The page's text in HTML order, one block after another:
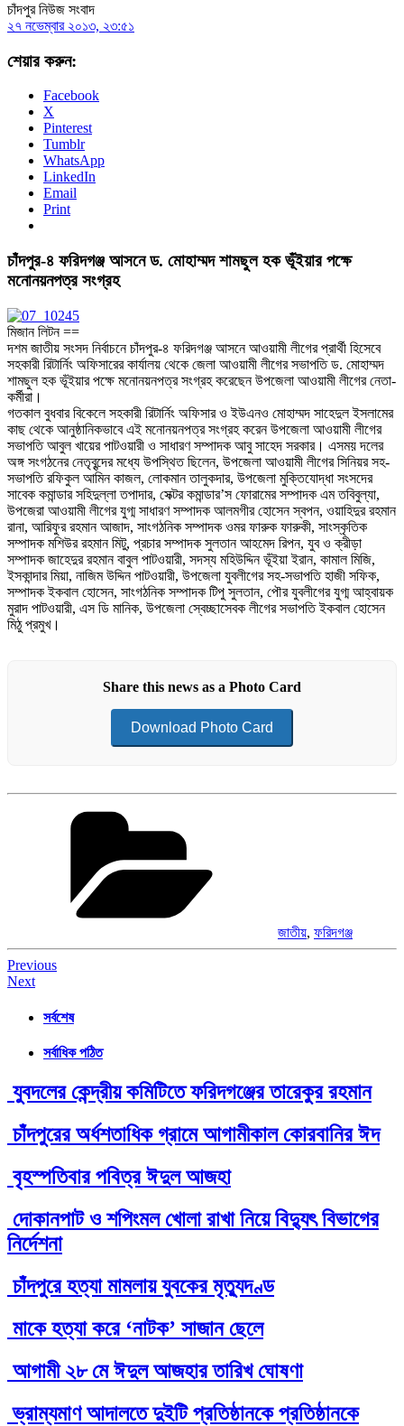
চাঁদপুর নিউজ সংবাদ
২৭ নভেম্বার ২০১৩, ২৩:৫১
শেয়ার করুন:
Facebook
X
Pinterest
Tumblr
WhatsApp
LinkedIn
Email
Print
চাঁদপুর-৪ ফরিদগঞ্জ আসনে ড. মোহাম্মদ শামছুল হক ভূঁইয়ার পক্ষে
মনোনয়নপত্র সংগ্রহ
মিজান লিটন ==
দশম জাতীয় সংসদ নির্বাচনে চাঁদপুর-৪ ফরিদগঞ্জ আসনে আওয়ামী লীগের প্রার্থী হিসেবে
সহকারী রিটার্নিং অফিসারের কার্যালয় থেকে জেলা আওয়ামী লীগের সভাপতি ড. মোহাম্মদ
শামছুল হক ভূঁইয়ার পক্ষে মনোনয়নপত্র সংগ্রহ করেছেন উপজেলা আওয়ামী লীগের নেতা-
কর্মীরা।
গতকাল বুধবার বিকেলে সহকারী রিটার্নিং অফিসার ও ইউএনও মোহাম্মদ সাহেদুল ইসলামের
কাছ থেকে আনুষ্ঠানিকভাবে এই মনোনয়নপত্র সংগ্রহ করেন উপজেলা আওয়ামী লীগের
সভাপতি আবুল খায়ের পাটওয়ারী ও সাধারণ সম্পাদক আবু সাহেদ সরকার। এসময় দলের
অঙ্গ সংগঠনের নেতৃবৃন্দের মধ্যে উপস্থিত ছিলেন, উপজেলা আওয়ামী লীগের সিনিয়র সহ-
সভাপতি রফিকুল আমিন কাজল, লোকমান তালুকদার, উপজেলা মুক্তিযোদ্ধা সংসদের
সাবেক কমান্ডার সহিদুল্লা তপাদার, সেক্টর কমান্ডার’স ফোরামের সম্পাদক এম তবিবুল্যা,
উপজেরা আওয়ামী লীগের যুগ্ম সাধারণ সম্পাদক আলমগীর হোসেন স্বপন, ওয়াহিদুর রহমান
রানা, আরিফুর রহমান আজাদ, সাংগঠনিক সম্পাদক ওমর ফারুক ফারুকী, সাংস্কৃতিক
সম্পাদক মশিউর রহমান মিটু, প্রচার সম্পাদক সুলতান আহমেদ রিপন, যুব ও ক্রীড়া
সম্পাদক জাহেদুর রহমান বাবুল পাটওয়ারী, সদস্য মহিউদ্দিন ভূঁইয়া ইরান, কামাল মিজি,
ইসকান্দার মিয়া, নাজিম উদ্দিন পাটওয়ারী, উপজেলা যুবলীগের সহ-সভাপতি হাজী সফিক,
সম্পাদক ইকবাল হোসেন, সাংগঠনিক সম্পাদক টিপু সুলতান, পৌর যুবলীগের যুগ্ম আহ্বায়ক
মুরাদ পাটওয়ারী, এস ডি মানিক, উপজেলা স্বেচ্ছাসেবক লীগের সভাপতি ইকবাল হোসেন
মিঠু প্রমুখ।
Share this news as a Photo Card
Download Photo Card
জাতীয়, ফরিদগঞ্জ
Post
navigation
Previous
Next
সর্বশেষ
সর্বাধিক পঠিত
যুবদলের কেন্দ্রীয় কমিটিতে ফরিদগঞ্জের তারেকুর রহমান
চাঁদপুরের অর্ধশতাধিক গ্রামে আগামীকাল কোরবানির ঈদ
বৃহস্পতিবার পবিত্র ঈদুল আজহা
দোকানপাট ও শপিংমল খোলা রাখা নিয়ে বিদ্যুৎ বিভাগের
নির্দেশনা
চাঁদপুরে হত্যা মামলায় যুবকের মৃত্যুদণ্ড
মাকে হত্যা করে ‘নাটক’ সাজান ছেলে
আগামী ২৮ মে ঈদুল আজহার তারিখ ঘোষণা
ভ্রাম্যমাণ আদালতে দুইটি প্রতিষ্ঠানকে প্রতিষ্ঠানকে